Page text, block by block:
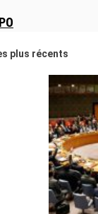
plus récents